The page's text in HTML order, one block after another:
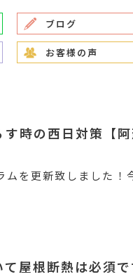
ブログ
お客様の声
す時の西日対策【
ムを更新致しました
て屋根断熱は必須